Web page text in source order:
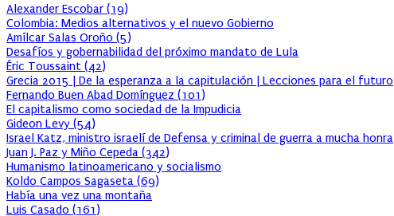
Alexander Escobar (19)
Colombia: Medios alternativos y el nuevo Gobierno
Amílcar Salas Oroño (5)
Desafíos y gobernabilidad del próximo mandato de Lula
Éric Toussaint (42)
Grecia 2015 | De la esperanza a la capitulación | Lecciones para el futuro
Fernando Buen Abad Domínguez (101)
El capitalismo como sociedad de la Impudicia
Gideon Levy (54)
Israel Katz, ministro israelí de Defensa y criminal de guerra a mucha honra
Juan J. Paz y Miño Cepeda (342)
Humanismo latinoamericano y socialismo
Koldo Campos Sagaseta (69)
Había una vez una montaña
Luis Casado (161)